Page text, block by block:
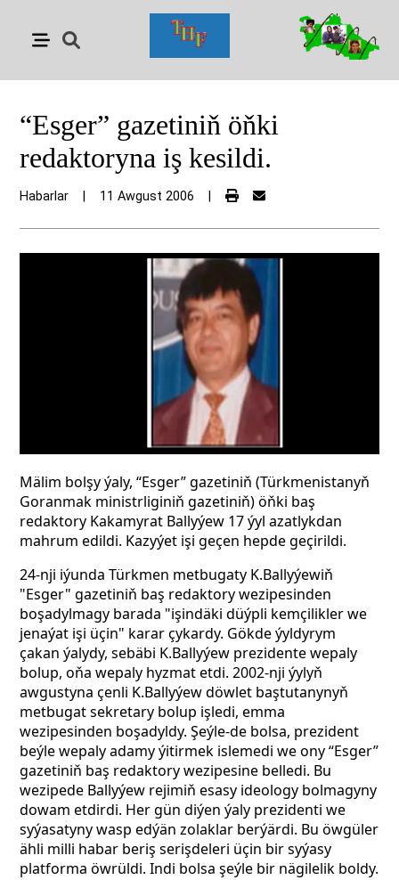
“Esger” gazetiniň öňki
redaktoryna iş kesildi.
Habarlar 11 Awgust 2006
Mälim bolşy ýaly, “Esger” gazetiniň (Türkmenistanyň
Goranmak ministrliginiň gazetiniň) öňki baş
redaktory Kakamyrat Ballyýew 17 ýyl azatlykdan
mahrum edildi. Kazyýet işi geçen hepde geçirildi.
24-nji iýunda Türkmen metbugaty K.Ballyýewiň
"Esger" gazetiniň baş redaktory wezipesinden
boşadylmagy barada "işindäki düýpli kemçilikler we
jenaýat işi üçin" karar çykardy. Gökde ýyldyrym
çakan ýalydy, sebäbi K.Ballyýew prezidente wepaly
bolup, oňa wepaly hyzmat etdi. 2002-nji ýylyň
awgustyna çenli K.Ballyýew döwlet baştutanynyň
metbugat sekretary bolup işledi, emma
wezipesinden boşadyldy. Şeýle-de bolsa, prezident
beýle wepaly adamy ýitirmek islemedi we ony “Esger”
gazetiniň baş redaktory wezipesine belledi. Bu
wezipede Ballyýew rejimiň esasy ideology bolmagyny
dowam etdirdi. Her gün diýen ýaly prezidenti we
syýasatyny wasp edýän zolaklar berýärdi. Bu öwgüler
ähli milli habar beriş serişdeleri üçin bir syýasy
platforma öwrüldi. Indi bolsaşeýle bir nägilelik boldy.